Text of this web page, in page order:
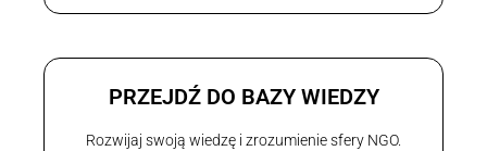
PRZEJDŹ DO BAZY WIEDZY
Rozwijaj swoją wiedzę i zrozumienie sfery NGO.